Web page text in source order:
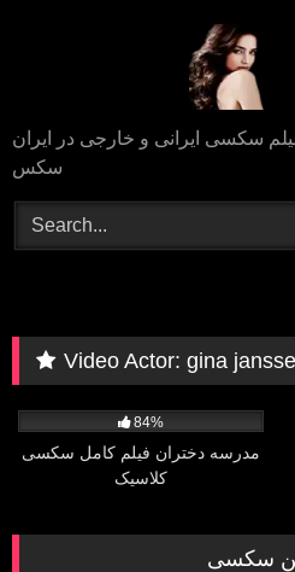
سکسی ایرانی و خارجی در ایران
سکس
Video Actor:gina
84%
مدرسه دختران فیلم کامل سکسی
کلاسیک
سکسی